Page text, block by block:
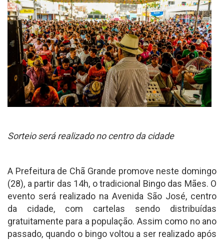
Sorteio será realizado no centro da cidade
A Prefeitura de Chã Grande promove neste domingo
(28), a partir das 14h, o tradicional Bingo das Mães. O
evento será realizado na Avenida São José, centro
da cidade, com cartelas sendo distribuídas
gratuitamente para a população. Assim como no ano
passado, quando o bingo voltou a ser realizado após